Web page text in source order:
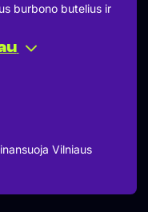
burbono butelius ir
hardcoro ir
ir kengūra
užkietėjusio
gyvai ir nepamiršk
Vilniaus